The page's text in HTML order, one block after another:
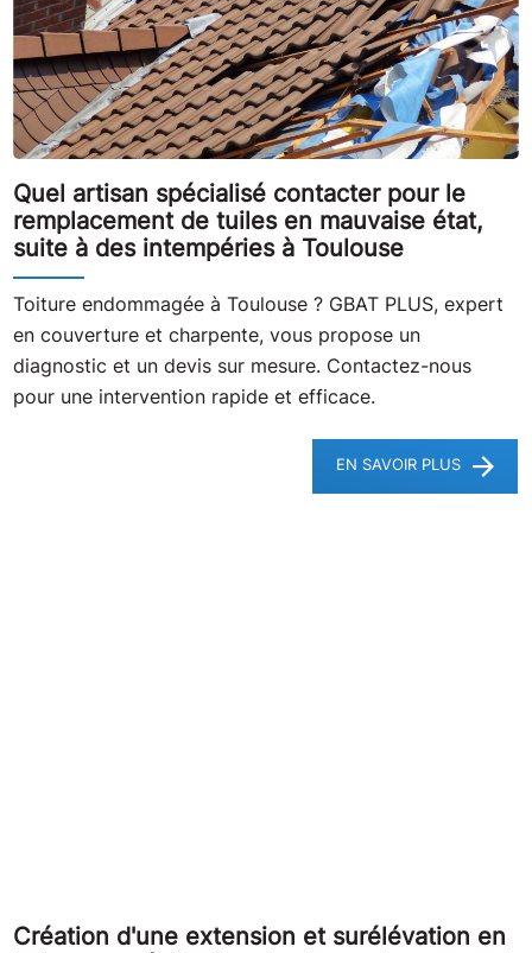
Quel artisan spécialisé contacter pour le
remplacement de tuiles en mauvaise état,
suite à des intempéries à Toulouse
Toiture endommagée à Toulouse ? GBAT PLUS, expert
en couverture et charpente, vous propose un
diagnostic et un devis sur mesure. Contactez-nous
pour une intervention rapide et efficace.
EN SAVOIR PLUS
Création d'une extension et surélévation en